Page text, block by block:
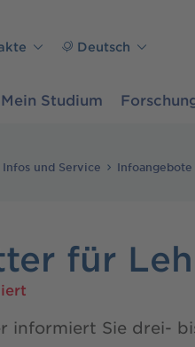
Mein Studium
Deutsch
Infos und Service
für
informiert Sie drei-